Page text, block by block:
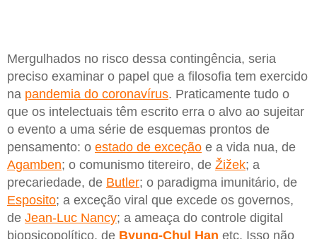
Mergulhados no risco dessa contingência, seria
preciso examinar o papel que a filosofia tem exercido
na pandemia do coronavírus. Praticamente tudo o
que os intelectuais têm escrito erra o alvo ao sujeitar
o evento a uma série de esquemas prontos de
pensamento: o estado de exceção e a vida nua, de
Agamben; o comunismo titereiro, de Žižek; a
precariedade, de Butler; o paradigma imunitário, de
Esposito; a exceção viral que excede os governos,
de Jean-Luc Nancy; a ameaça do controle digital
biopsicopolítico, de Byung-Chul Han etc. Isso não